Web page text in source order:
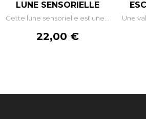
LUNE SENSORIELLE
Cette lune sensorielle est une...
Prix
22,00 €
Une